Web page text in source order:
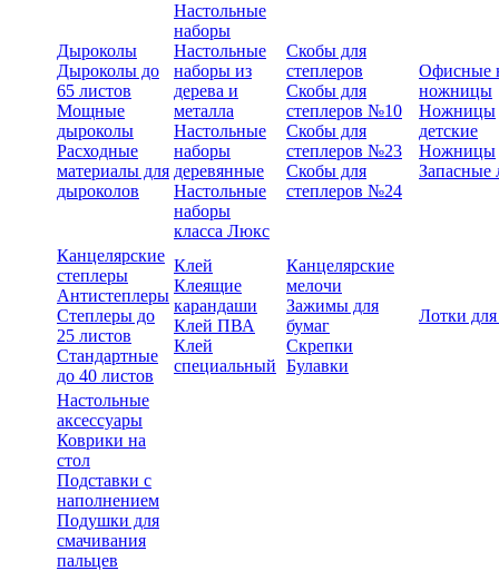
Дыроколы
Дыроколы до
65 листов
Мощные
дыроколы
Расходные
материалы для
дыроколов
Настольные
наборы
Настольные
наборы из
дерева и
металла
Настольные
наборы
деревянные
Настольные
наборы
класса Люкс
Скобы для
степлеров
Скобы для
степлеров №10
Скобы для
степлеров №23
Скобы для
степлеров №24
Офисные
ножницы
Ножницы
детские
Ножницы
Запасные
Канцелярские
степлеры
Антистеплеры
Степлеры до
25 листов
Стандартные
до 40 листов
Клей
Клеящие
карандаши
Клей ПВА
Клей
специальный
Канцелярские
мелочи
Зажимы для
бумаг
Скрепки
Булавки
Лотки
Настольные
аксессуары
Коврики на
стол
Подставки с
наполнением
Подушки для
смачивания
пальцев